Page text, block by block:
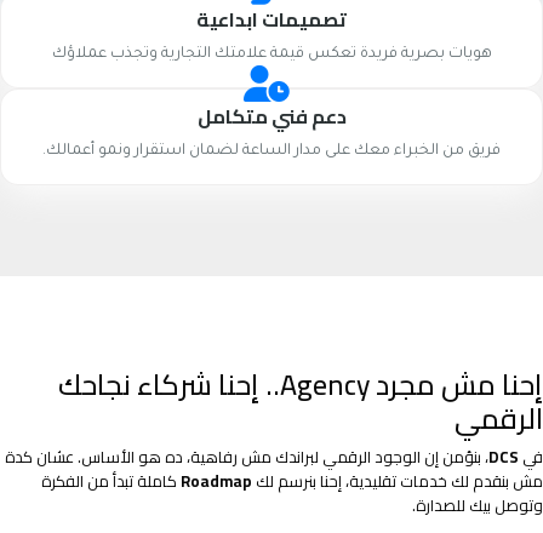
تصميمات ابداعية
هويات بصرية فريدة تعكس قيمة علامتك التجارية وتجذب عملاؤك
دعم فني متكامل
فريق من الخبراء معك على مدار الساعة لضمان استقرار ونمو أعمالك.
إحنا مش مجرد Agency.. إحنا شركاء نجاحك
الرقمي
في DCS، بنؤمن إن الوجود الرقمي لبراندك مش رفاهية، ده هو الأساس. عشان كدة
مش بنقدم لك خدمات تقليدية، إحنا بنرسم لك Roadmap كاملة تبدأ من الفكرة
وتوصل بيك للصدارة.